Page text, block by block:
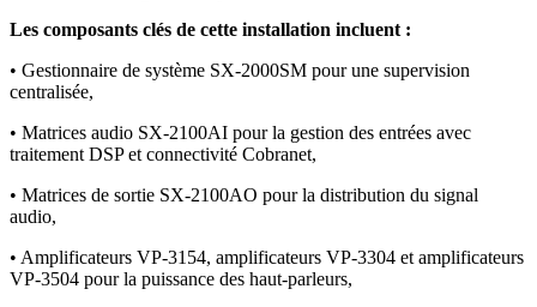
Les composants clés de cette installation incluent :
• Gestionnaire de système SX-2000SM pour une supervision
centralisée,
• Matrices audio SX-2100AI pour la gestion des entrées avec
traitement DSP et connectivité Cobranet,
• Matrices de sortie SX-2100AO pour la distribution du signal
audio,
• Amplificateurs VP-3154, amplificateurs VP-3304 et amplificateurs
VP-3504 pour la puissance des haut-parleurs,